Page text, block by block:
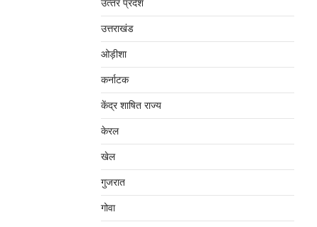
उत्‍तर प्रदेश
उत्तराखंड
ओड़ीशा
कर्नाटक
केंद्र शाषित राज्य
केरल
खेल
गुजरात
गोवा